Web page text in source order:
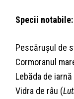
Specii notabile:
Pescărușul de
Cormoranul
Lebăda de iarnă
Vidra de râu (